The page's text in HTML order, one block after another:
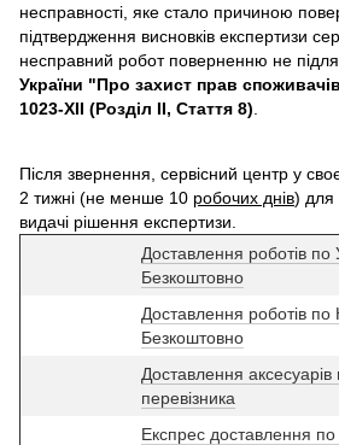
несправності, яке стало причиною
підтвердження висновків експертизи
несправний робот поверненню не
України "Про захист прав
1023-XII (Розділ II, Стаття 8)
Після звернення, сервісний центр у
2 тижні (не менше 10 робочих днів) для
видачі рішення експертизи.
Доставлення роботів по
Безкоштовно
Доставлення роботів по
Безкоштовно
Доставлення
перевізника
Експрес доставлення